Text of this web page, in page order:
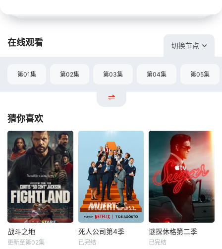
在线观看 切换节点
第01集 第02集 第03集 第04集 第05集
猜你喜欢
战斗之地
更新至第02集
死人公司第4季
已完结
谜探休格第二季
已完结